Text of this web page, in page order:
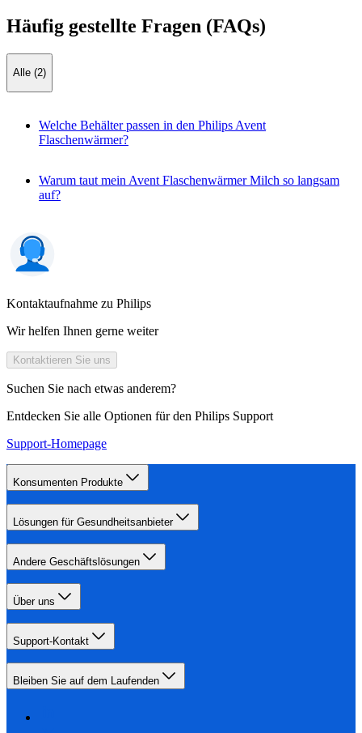
Häufig gestellte Fragen (FAQs)
Alle (2)
Welche Behälter passen in den Philips Avent
Flaschenwärmer?
Warum taut mein Avent Flaschenwärmer Milch so langsam
auf?
Kontaktaufnahme zu Philips
Wir helfen Ihnen gerne weiter
Kontaktieren Sie uns
Suchen Sie nach etwas anderem?
Entdecken Sie alle Optionen für den Philips Support
Support-Homepage
Konsumenten Produkte
Lösungen für Gesundheitsanbieter
Andere Geschäftslösungen
Über uns
Support-Kontakt
Bleiben Sie auf dem Laufenden